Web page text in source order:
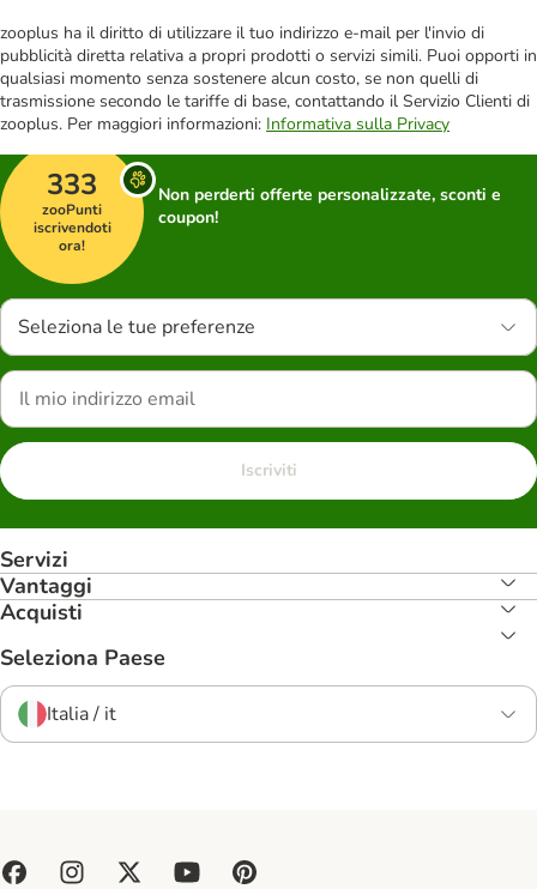
zooplus ha il diritto di utilizzare il tuo indirizzo e-mail per l'invio di
pubblicità diretta relativa a propri prodotti o servizi simili. Puoi opporti in
qualsiasi momento senza sostenere alcun costo, se non quelli di
trasmissione secondo le tariffe di base, contattando il Servizio Clienti di
zooplus. Per maggiori informazioni: Informativa sulla Privacy
333
zooPunti
iscrivendoti
ora!
Non perderti offerte personalizzate, sconti e
coupon!
Seleziona le tue preferenze
Iscriviti
Servizi
Vantaggi
Acquisti
Seleziona Paese
Italia / it